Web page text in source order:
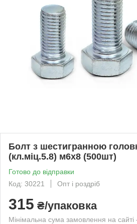
Болт з шестигранною
(кл.міц.5.8) м6х8 (500шт)
Готово до відправки
Код: 30221
Опт і роздріб
315 ₴/упаковка
Мінімальна сума замовлення на